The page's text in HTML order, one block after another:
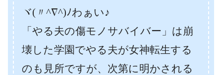
ヾ(〃^∇^)ﾉわぁい♪
「やる夫の傷モノサバイバー」は崩
壊した学園でやる夫が女神転生する
のも見所ですが、次第に明かされる